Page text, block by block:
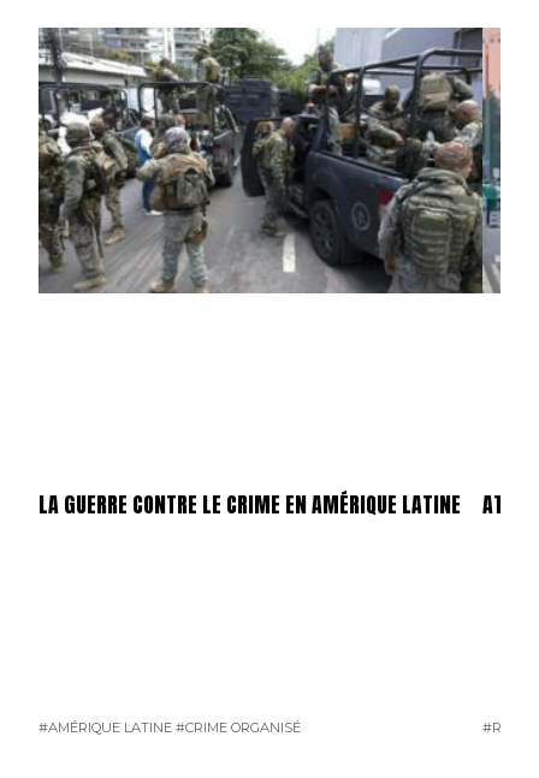
LA GUERRE CONTRE LE CRIME EN AMÉRIQUE LATINE
#AMÉRIQUE LATINE #CRIME ORGANISÉ